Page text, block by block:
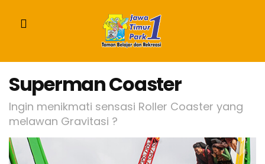
Superman Coaster
Ingin menikmati sensasi Roller Coaster yang
melawan Gravitasi ?